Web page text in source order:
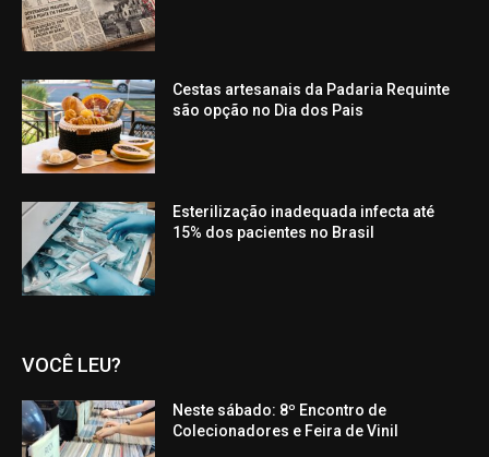
Cestas artesanais da Padaria Requinte
são opção no Dia dos Pais
Esterilização inadequada infecta até
15% dos pacientes no Brasil
VOCÊ LEU?
Neste sábado: 8º Encontro de
Colecionadores e Feira de Vinil